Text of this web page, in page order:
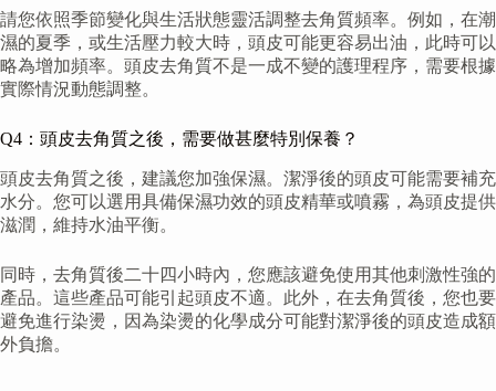
請您依照季節變化與生活狀態靈活調整去角質頻率。例如，在潮
濕的夏季，或生活壓力較大時，頭皮可能更容易出油，此時可以
略為增加頻率。頭皮去角質不是一成不變的護理程序，需要根據
實際情況動態調整。
Q4：頭皮去角質之後，需要做甚麼特別保養？
頭皮去角質之後，建議您加強保濕。潔淨後的頭皮可能需要補充
水分。您可以選用具備保濕功效的頭皮精華或噴霧，為頭皮提供
滋潤，維持水油平衡。
同時，去角質後二十四小時內，您應該避免使用其他刺激性強的
產品。這些產品可能引起頭皮不適。此外，在去角質後，您也要
避免進行染燙，因為染燙的化學成分可能對潔淨後的頭皮造成額
外負擔。